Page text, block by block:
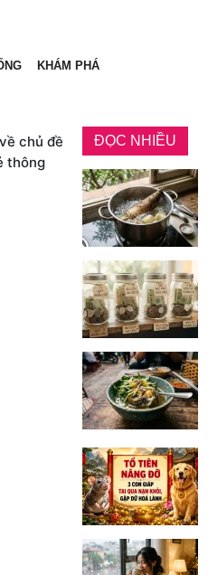
KHÁM PHÁ
chủ đề
thông
ĐỌC NHIỀU